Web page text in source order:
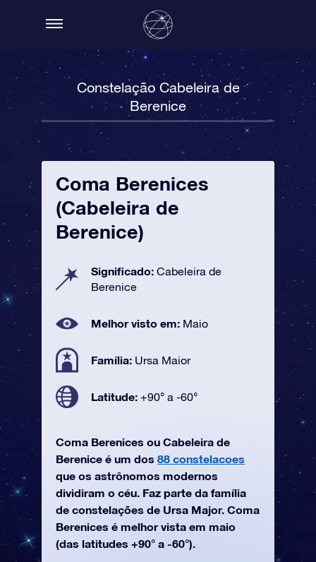
Constelação Cabeleira de
Berenice
Coma Berenices
(Cabeleira de
Berenice)
Significado: Cabeleira de
Berenice
Melhor visto em: Maio
Família: Ursa Maior
Latitude: +90° a -60°
Coma Berenices ou Cabeleira de
Berenice é um dos 88 constelacoes
que os astrônomos modernos
dividiram o céu. Faz parte da família
de constelações de Ursa Major. Coma
Berenices é melhor vista em maio
(das latitudes +90° a -60°).